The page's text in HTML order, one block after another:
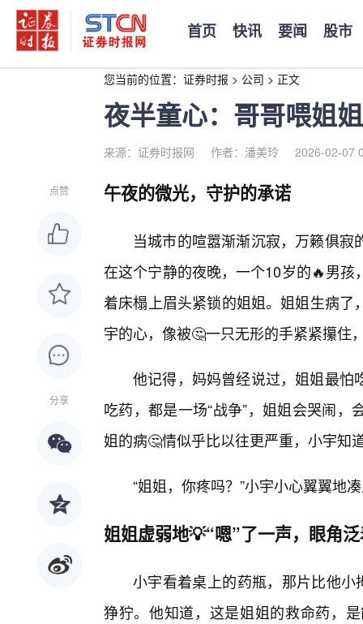
首页 快讯 要闻 股市
您当前的位置： 证券时报 > 公司 > 正文
夜半童心：哥哥喂姐
来源：证券时报网 作者：潘美玲 2026-02-07
点赞
分享
午夜的微光，守护的承诺
当城市的喧嚣渐渐沉寂，万籁俱
在这个宁静的夜晚，一个10岁的🔥男
着床榻上眉头紧锁的姐姐。姐姐生病
宇的心，像被🤔一只无形的手紧紧攥住
他记得，妈妈曾经说过，姐姐最怕
吃药，都是一场“战争”，姐姐会哭闹
姐的病🤔情似乎比以往更严重，小宇知
“姐姐，你疼吗？”小宇小心翼翼地
姐姐虚弱地💡“嗯”了一声，眼角
小宇看着桌上的药瓶，那片比他小
狰狞。他知道，这是姐姐的救命药，